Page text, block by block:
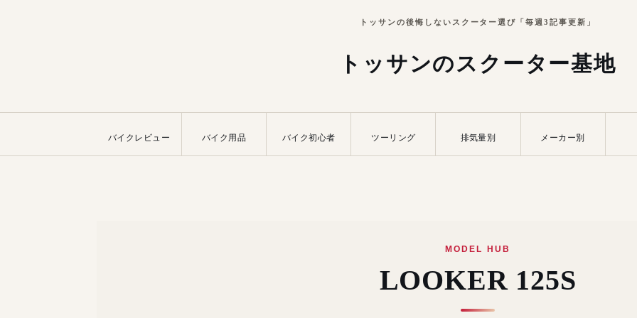
トッサンの後悔しないスクーター選び「毎週3記事更新」
トッサンのスクーター基地
バイクレビュー バイク用品 バイク初心者 ツーリング 排気量別 メーカー別
MODEL HUB
LOOKER 125S